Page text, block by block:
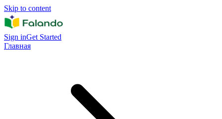
Skip to content
Sign inGet Started
Главная